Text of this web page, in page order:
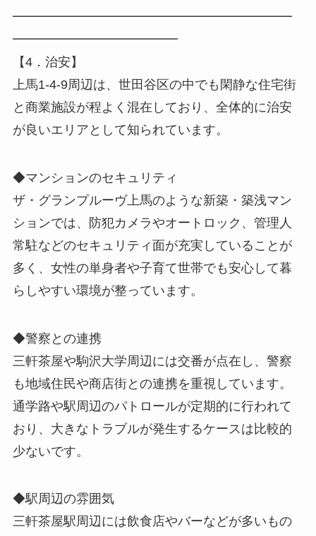
━━━━━━━━━━━━━━━━━━━━━━
━━━━━━━━━━━━━
【4．治安】
上馬1-4-9周辺は、世田谷区の中でも閑静な住宅街
と商業施設が程よく混在しており、全体的に治安
が良いエリアとして知られています。
◆マンションのセキュリティ
ザ・グランプルーヴ上馬のような新築・築浅マン
ションでは、防犯カメラやオートロック、管理人
常駐などのセキュリティ面が充実していることが
多く、女性の単身者や子育て世帯でも安心して暮
らしやすい環境が整っています。
◆警察との連携
三軒茶屋や駒沢大学周辺には交番が点在し、警察
も地域住民や商店街との連携を重視しています。
通学路や駅周辺のパトロールが定期的に行われて
おり、大きなトラブルが発生するケースは比較的
少ないです。
◆駅周辺の雰囲気
三軒茶屋駅周辺には飲食店やバーなどが多いもの